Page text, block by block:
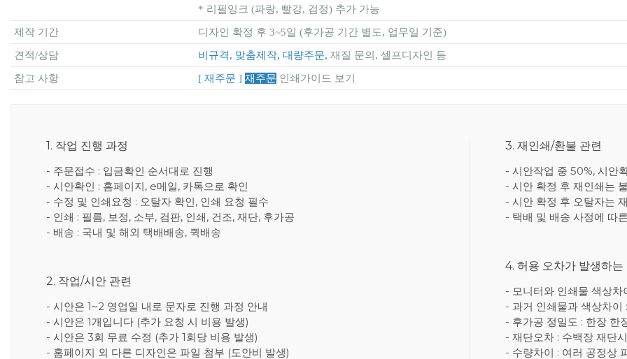
* 리필잉크 (파랑, 빨강, 검정) 추가 가능
제작 기간 디자인 확정 후 3~5일 (후가공 기간 별도, 업무일 기준)
견적/상담 비규격, 맞춤제작, 대량주문, 재질 문의, 셀프디자인 등
참고 사항 [ 재주문 ] 재주문 인쇄가이드 보기
1. 작업 진행 과정
- 주문접수 : 입금확인 순서대로 진행
- 시안확인 : 홈페이지, e메일, 카톡으로 확인
- 수정 및 인쇄요청 : 오탈자 확인, 인쇄 요청 필수
- 인쇄 : 필름, 보정, 소부, 검판, 인쇄, 건조, 재단, 후가공
- 배송 : 국내 및 해외 택배배송, 퀵배송
2. 작업/시안 관련
- 시안은 1~2 영업일 내로 문자로 진행 과정 안내
- 시안은 1개입니다 (추가 요청 시 비용 발생)
- 시안은 3회 무료 수정 (추가 1회당 비용 발생)
- 홈페이지 외 다른 디자인은 파일 첨부 (도안비 발생)
3. 재인쇄/환불 관련
- 시안작업 중 50%, 시안
- 시안 확정 후 재인쇄는
- 시안 확정 후 오탈자는
- 택배 및 배송 사정에 따
4. 허용 오차가 발생하는
- 모니터와 인쇄물 색상
- 과거 인쇄물과 색상차이
- 후가공 정밀도 : 한장 한
- 재단오차 : 수백장 재단
- 수량차이 : 여러 공정상